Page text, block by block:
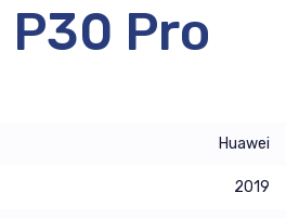
Pro
Huawei
2019